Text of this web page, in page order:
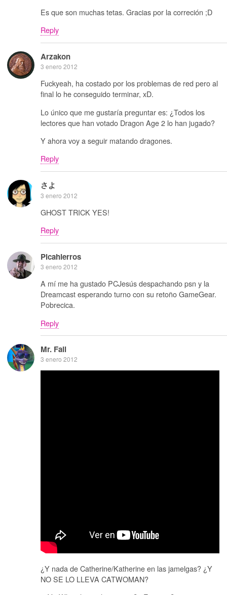
Es que son muchas tetas. Gracias por la correción ;D
Reply
Arzakon
3 enero 2012
Fuckyeah, ha costado por los problemas de red pero al
final lo he conseguido terminar, xD.
Lo único que me gustaría preguntar es: ¿Todos los
lectores que han votado Dragon Age 2 lo han jugado?
Y ahora voy a seguir matando dragones.
Reply
さよ
3 enero 2012
GHOST TRICK YES!
Reply
Picahierros
3 enero 2012
A mí me ha gustado PCJesús despachando psn y la
Dreamcast esperando turno con su retoño GameGear.
Pobrecica.
Reply
Mr. Fail
3 enero 2012
¿Y nada de Catherine/Katherine en las jamelgas? ¿Y
NO SE LO LLEVA CATWOMAN?